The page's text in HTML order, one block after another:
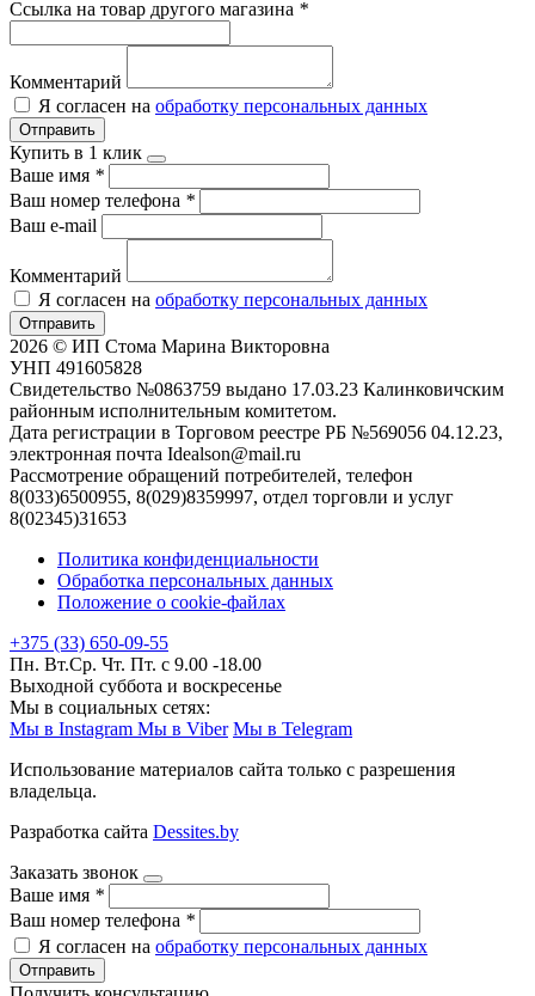
Ссылка на товар другого магазина *
Комментарий
Я согласен на обработку персональных данных
Отправить
Купить в 1 клик
Ваше имя *
Ваш номер телефона *
Ваш e-mail
Комментарий
Я согласен на обработку персональных данных
Отправить
2026 © ИП Стома Марина Викторовна
УНП 491605828
Свидетельство №0863759 выдано 17.03.23 Калинковичским
районным исполнительным комитетом.
Дата регистрации в Торговом реестре РБ №569056 04.12.23,
электронная почта Idealson@mail.ru
Рассмотрение обращений потребителей, телефон
8(033)6500955, 8(029)8359997, отдел торговли и услуг
8(02345)31653
Политика конфиденциальности
Обработка персональных данных
Положение о cookie-файлах
+375 (33) 650-09-55
Пн. Вт.Ср. Чт. Пт. с 9.00 -18.00
Выходной суббота и воскресенье
Мы в социальных сетях:
Мы в Instagram Мы в Viber Мы в Telegram
Использование материалов сайта только с разрешения
владельца.
Разработка сайта Dessites.by
Заказать звонок
Ваше имя *
Ваш номер телефона *
Я согласен на обработку персональных данных
Отправить